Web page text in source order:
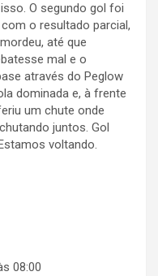
O segundo gol foi
o resultado parcial,
até que
mal e o
através do Peglow
dominada e, à frente
um chute onde
juntos. Gol
voltando.
08:00